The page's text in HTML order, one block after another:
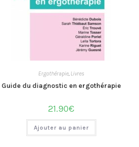
Ergothérapie, Livres
Guide du diagnostic en ergothérapie
21.90€
Ajouter au panier